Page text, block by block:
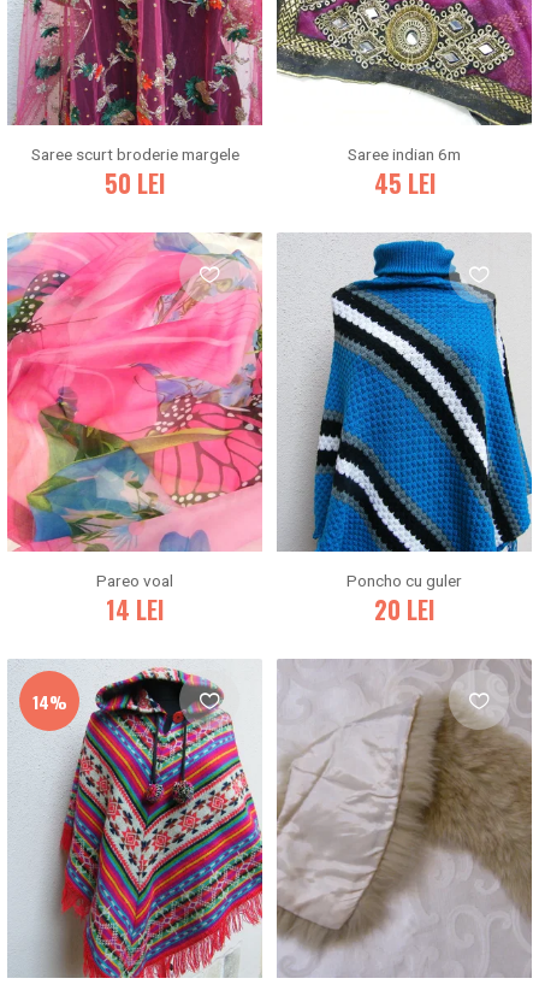
Saree scurt broderie margele
50 LEI
Saree indian 6m
45 LEI
Pareo voal
14 LEI
Poncho cu guler
20 LEI
14%